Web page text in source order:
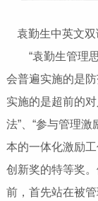
袁勤生中英文
“袁勤生管理思
会普遍实施的是
实施的是超前的
法”、“参与管理激
本的一体化激励
创新奖的特等奖
前，首先站在被